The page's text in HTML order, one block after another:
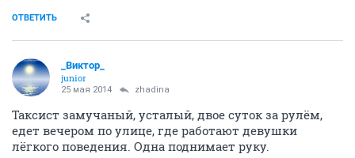
ОТВЕТИТЬ
_Виктор_
juniоr
25 мая 2014 zhadina
Таксист замучаный, усталый, двое суток за рулём,
едет вечером по улице, где работают девушки
лёгкого поведения. Одна поднимает руку.